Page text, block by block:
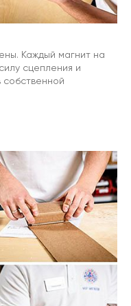
Каждый магнит на
сцепления и
собственной